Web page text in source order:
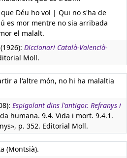
Déu ho vol | Qui no s'ha de
es mor mentre no sia arribada
el malalt.
Diccionari Català-Valencià-
Moll.
a l'altre món, no hi ha malaltia
Espigolant dins l'antigor. Refranys i
humana. 9.4. Vida i mort. 9.4.1.
p. 352. Editorial Moll.
(Montsià).